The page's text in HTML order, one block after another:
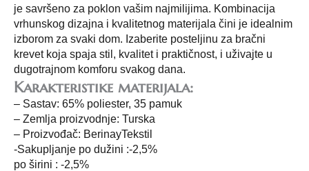
je savršeno za poklon vašim najmilijima. Kombinacija
vrhunskog dizajna i kvalitetnog materijala čini je idealnim
izborom za svaki dom. Izaberite posteljinu za bračni
krevet koja spaja stil, kvalitet i praktičnost, i uživajte u
dugotrajnom komforu svakog dana.
Karakteristike materijala:
– Sastav: 65% poliester, 35 pamuk
– Zemlja proizvodnje: Turska
– Proizvođač: BerinayTekstil
-Sakupljanje po dužini :-2,5%
po širini : -2,5%